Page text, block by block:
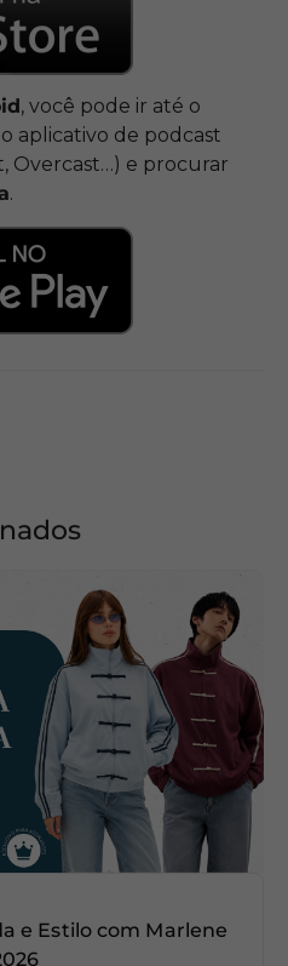
, você pode ir até o
aplicativo de podcast
Overcast…) e procurar
.
e Estilo com Marlene